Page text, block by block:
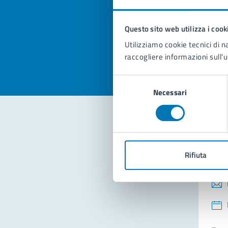
Questo sito web utilizza i
Utilizziamo cookie tecnici di
raccogliere informazioni
del
Necessari
Rifiuta
Valuta la